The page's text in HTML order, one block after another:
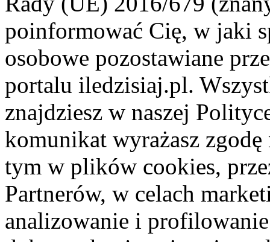
poinformować Cię, w jaki
osobowe pozostawiane
portalu iledzisiaj.pl.
znajdziesz w naszej
komunikat wyrażasz
tym w plików cookies,
Partnerów, w celach
analizowanie i